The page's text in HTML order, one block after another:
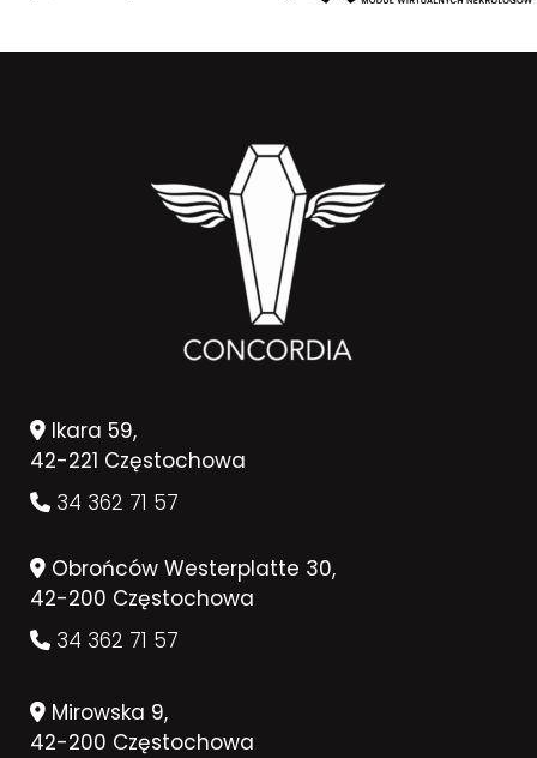
Ikara 59,
42-221 Częstochowa
34 362 71 57
Obrońców Westerplatte 30,
42-200 Częstochowa
34 362 71 57
Mirowska 9,
42-200 Częstochowa